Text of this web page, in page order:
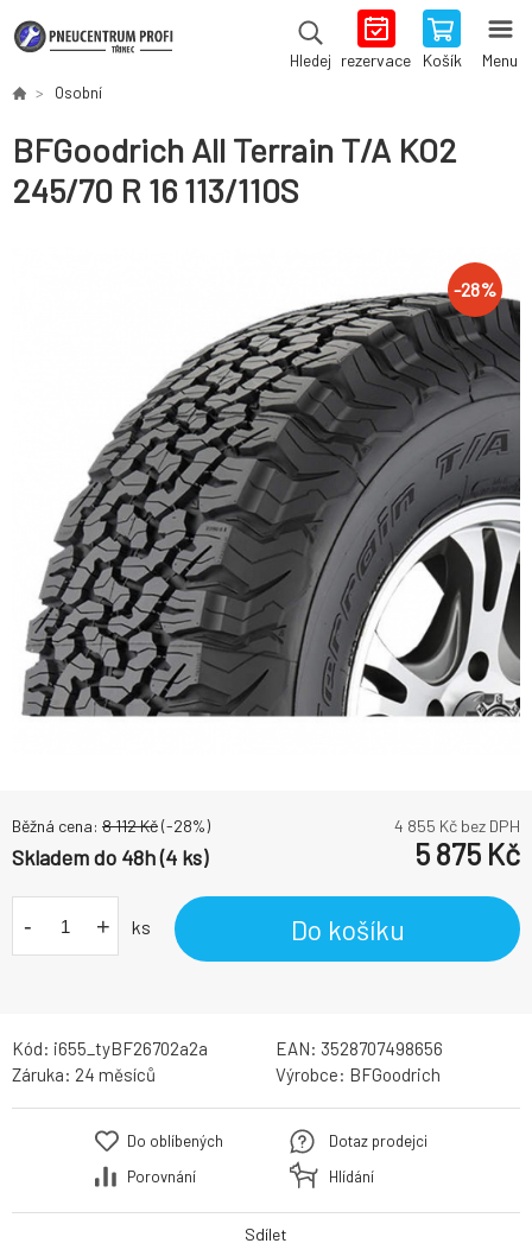
Hledej rezervace Košík Menu
Osobní
BFGoodrich All Terrain T/A KO2
245/70 R 16 113/110S
-28%
Běžná cena: 8 112Kč(-28%) 4 855 Kč bez DPH
Skladem do 48h (4 ks) 5 875 Kč
- + ks Do košíku
Kód: i655_tyBF26702a2a EAN: 3528707498656
Záruka: 24 měsíců Výrobce: BFGoodrich
Do oblíbených
Porovnání
Dotaz prodejci
Hlídání
Sdílet